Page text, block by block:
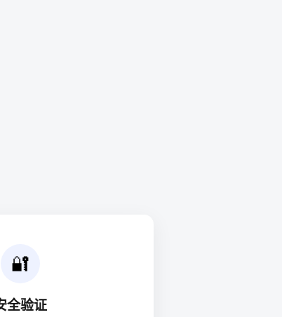
🔐
全验证